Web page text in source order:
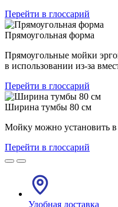
Перейти в глоссарий
Прямоугольная форма
Прямоугольные мойки
в использовании из-за
Перейти в глоссарий
Ширина тумбы 80 см
Мойку можно установить
Перейти в глоссарий
Удобная доставка